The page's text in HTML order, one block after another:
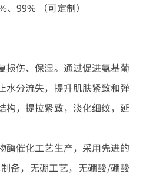
99% （可定制）
损伤、保湿。通过促进氨基葡
水分流失，提升肌肤紧致和弹
构，提拉紧致，淡化细纹，延
酶催化工艺生产，采用先进的
备，无硼工艺，无硼酸/硼酸